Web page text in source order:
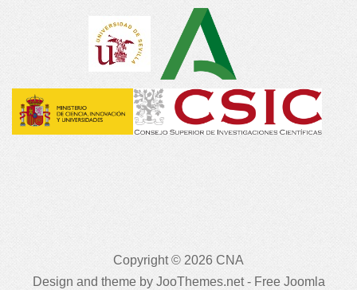
Copyright © 2026 CNA
Design and theme by JooThemes.net - Free Joomla